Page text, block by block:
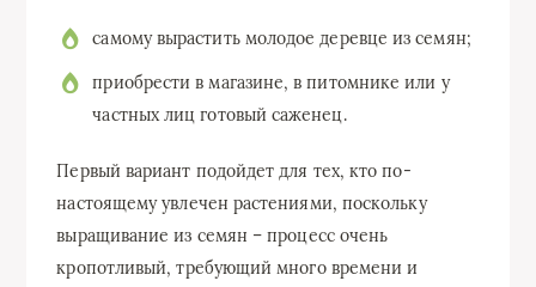
самому вырастить молодое деревце из семян;
приобрести в магазине, в питомнике или у
частных лиц готовый саженец.
Первый вариант подойдет для тех, кто по-
настоящему увлечен растениями, поскольку
выращивание из семян – процесс очень
кропотливый, требующий много времени и